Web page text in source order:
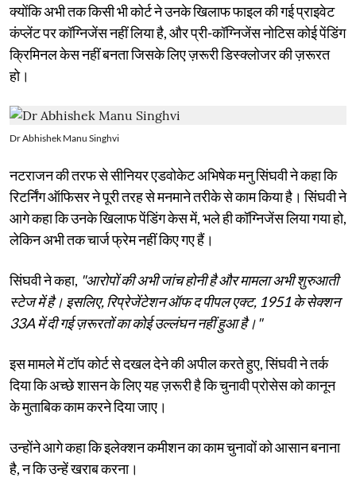
क्योंकि अभी तक किसी भी कोर्ट ने उनके खिलाफ फाइल की गई प्राइवेट
कंप्लेंट पर कॉग्निजेंस नहीं लिया है, और प्री-कॉग्निजेंस नोटिस कोई पेंडिंग
क्रिमिनल केस नहीं बनता जिसके लिए ज़रूरी डिस्क्लोजर की ज़रूरत
हो।
Dr Abhishek Manu Singhvi
नटराजन की तरफ से सीनियर एडवोकेट अभिषेक मनु सिंघवी ने कहा कि
रिटर्निंग ऑफिसर ने पूरी तरह से मनमाने तरीके से काम किया है। सिंघवी ने
आगे कहा कि उनके खिलाफ पेंडिंग केस में, भले ही कॉग्निजेंस लिया गया हो,
लेकिन अभी तक चार्ज फ्रेम नहीं किए गए हैं।
सिंघवी ने कहा, "आरोपों की अभी जांच होनी है और मामला अभी शुरुआती
स्टेज में है। इसलिए, रिप्रेजेंटेशन ऑफ द पीपल एक्ट, 1951 के सेक्शन
33A में दी गई ज़रूरतों का कोई उल्लंघन नहीं हुआ है।"
इस मामले में टॉप कोर्ट से दखल देने की अपील करते हुए, सिंघवी ने तर्क
दिया कि अच्छे शासन के लिए यह ज़रूरी है कि चुनावी प्रोसेस को कानून
के मुताबिक काम करने दिया जाए।
उन्होंने आगे कहा कि इलेक्शन कमीशन का काम चुनावों को आसान बनाना
है, न कि उन्हें खराब करना।